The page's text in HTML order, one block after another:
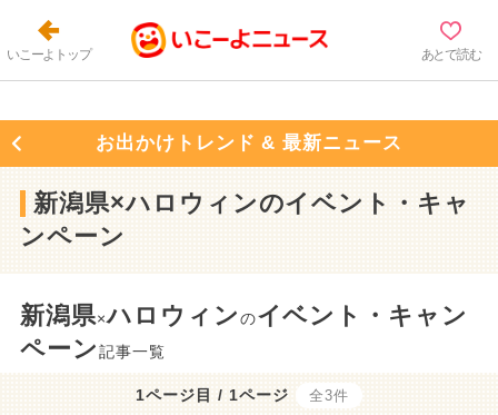
いこーよトップ あとで読む
お出かけトレンド & 最新ニュース
新潟県×ハロウィンのイベント・キャ
ンペーン
新潟県×ハロウィンのイベント・キャン
ペーン記事一覧
1ページ目 / 1ページ 全3件